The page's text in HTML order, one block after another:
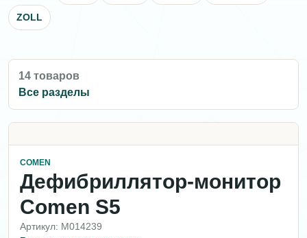
ZOLL
14 товаров
Все разделы
COMEN
Дефибриллятор-монитор
Comen S5
Артикул: M014239